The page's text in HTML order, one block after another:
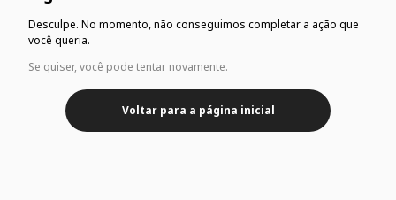
Desculpe. No momento, não conseguimos completar a ação que
você queria.
Se quiser, você pode tentar novamente.
Voltar para a página inicial